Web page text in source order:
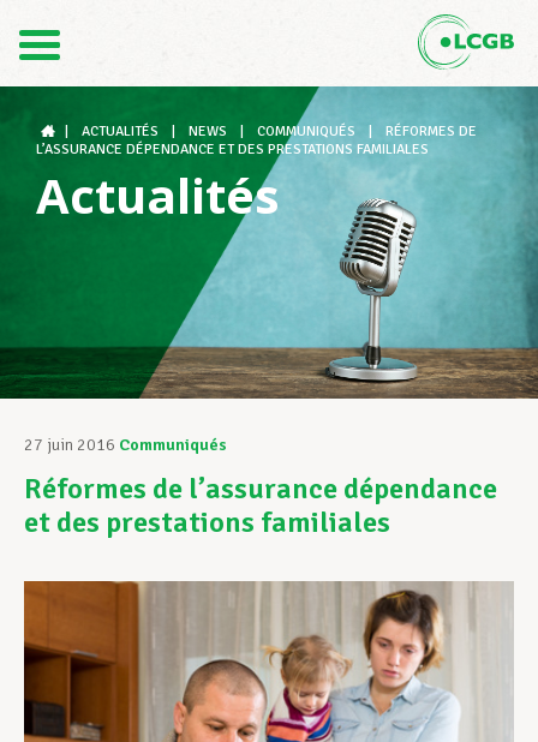
DE
Le LCGB
Structures syndicales
Assistance au Travail
Vos droits
Assistance en vie privée
Développement professionnel
ACTUALITÉS NEWS COMMUNIQUÉS
RÉFORMES DE
L’ASSURANCE DÉPENDANCE ET DES PRESTATIONS FAMILIALES
Actualités
27 juin 2016 Communiqués
Réformes de l’assurance dépendance
et des prestations familiales